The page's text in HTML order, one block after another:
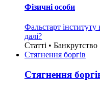
Фізичні особи
Фальстарт
далі?
Статті • Банкрутство
Стягнення боргiв
Стягнення